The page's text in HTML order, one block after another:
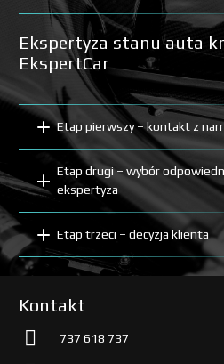
Ekspertyza stanu auta
EkspertCar
Etap pierwszy – kontakt z
Etap drugi – wybór
ekspertyza
Etap trzeci – decyzja klienta
Kontakt
737 618 737